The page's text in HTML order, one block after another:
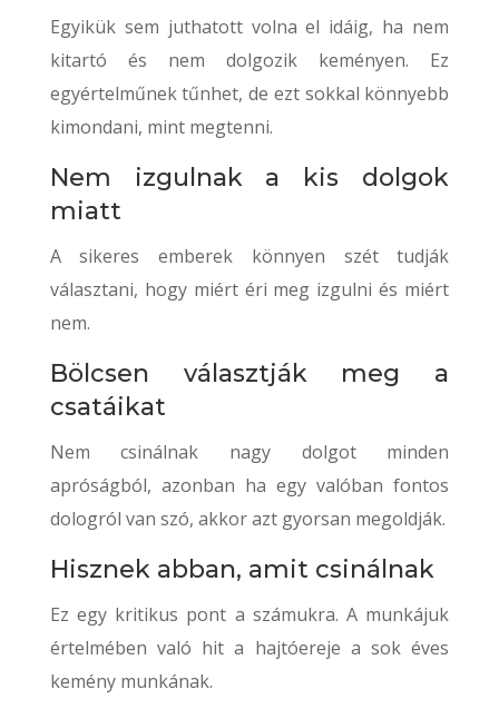
Egyikük sem juthatott volna el idáig, ha nem
kitartó és nem dolgozik keményen. Ez
egyértelműnek tűnhet, de ezt sokkal könnyebb
kimondani, mint megtenni.
Nem izgulnak a kis dolgok
miatt
A sikeres emberek könnyen szét tudják
választani, hogy miért éri meg izgulni és miért
nem.
Bölcsen választják meg a
csatáikat
Nem csinálnak nagy dolgot minden
apróságból, azonban ha egy valóban fontos
dologról van szó, akkor azt gyorsan megoldják.
Hisznek abban, amit csinálnak
Ez egy kritikus pont a számukra. A munkájuk
értelmében való hit a hajtóereje a sok éves
kemény munkának.